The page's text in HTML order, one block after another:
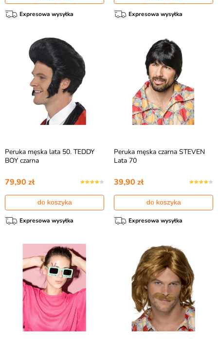
Expresowa wysyłka Expresowa wysyłka
Peruka męska lata 50. TEDDY
BOY czarna
79,90 zł
do koszyka
Expresowa wysyłka
Peruka męska czarna STEVEN
Lata 70
39,90 zł
do koszyka
Expresowa wysyłka